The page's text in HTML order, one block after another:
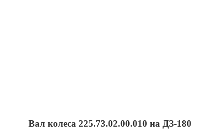
Вал колеса 225.73.02.00.010 на ДЗ-180